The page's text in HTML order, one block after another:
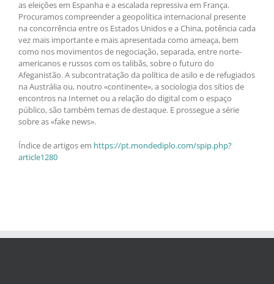
as eleições em Espanha e a escalada repressiva em França.
Procuramos compreender a geopolítica internacional presente
na concorrência entre os Estados Unidos e a China, potência cada
vez mais importante e mais apresentada como ameaça, bem
como nos movimentos de negociação, separada, entre norte-
americanos e russos com os talibãs, sobre o futuro do
Afeganistão. A subcontratação da política de asilo e de refugiados
na Austrália ou, noutro «continente», a sociologia dos sítios de
encontros na Internet ou a relação do digital com o espaço
público, são também temas de destaque. E prossegue a série
sobre as «fake news».
Índice de artigos em https://pt.mondediplo.com/spip.php?
article1280